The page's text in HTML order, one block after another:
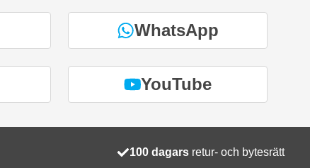
WhatsApp
YouTube
100 dagars retur- och bytesrätt